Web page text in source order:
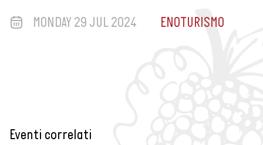
MONDAY 29 JUL 2024 ENOTURISMO
Eventi correlati